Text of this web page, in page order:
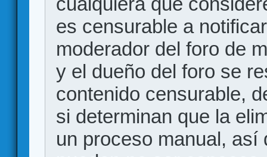
es censurable a
moderador del foro de
y el dueño del foro se
contenido censurable,
si determinan que la
un proceso manual, así